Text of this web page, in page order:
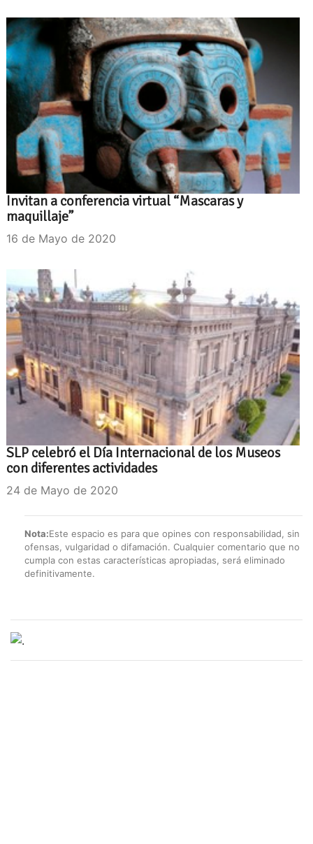
Invitan a conferencia virtual “Mascaras y
maquillaje”
16 de Mayo de 2020
SLP celebró el Día Internacional de los Museos
con diferentes actividades
24 de Mayo de 2020
Nota:Este espacio es para que opines con responsabilidad, sin
ofensas, vulgaridad o difamación. Cualquier comentario que no
cumpla con estas características apropiadas, será eliminado
definitivamente.